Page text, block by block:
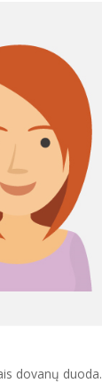
dovanų duoda.